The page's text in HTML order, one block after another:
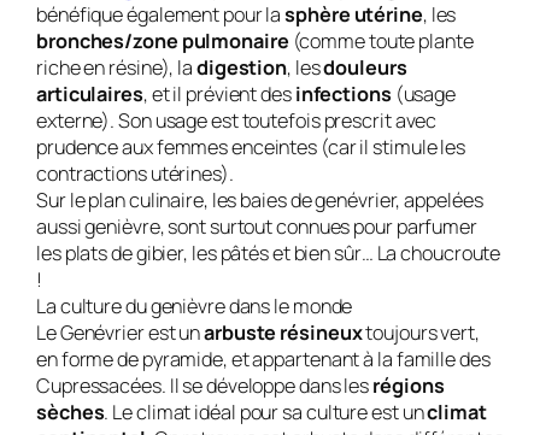
bénéfique également pour lasphère utérine, les
bronches/zone pulmonaire (comme toute plante
riche en résine), ladigestion, lesdouleurs
articulaires, et il prévient desinfections (usage
externe). Son usage est toutefois prescrit avec
prudence aux femmes enceintes (car il stimule les
contractions utérines).
Sur le plan culinaire, les baies de genévrier, appelées
aussi genièvre, sont surtout connues pour parfumer
les plats de gibier, les pâtés et bien sûr… La choucroute
!
La culture du genièvre dans le monde
Le Genévrier est unarbuste résineuxtoujours vert,
en forme de pyramide, et appartenant à la famille des
Cupressacées. Il se développe dans lesrégions
sèches. Le climat idéal pour sa culture est unclimat